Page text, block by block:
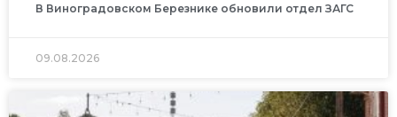
В Виноградовском Березнике обновили отдел ЗАГС
09.08.2026